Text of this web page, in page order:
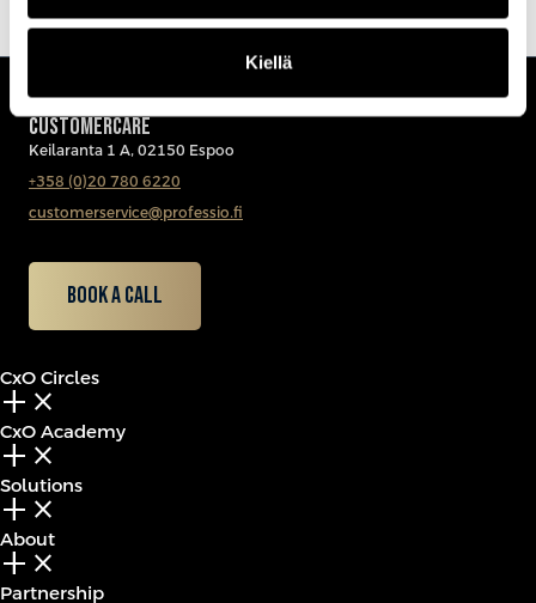
Kiellä
CUSTOMERCARE
Keilaranta 1 A, 02150 Espoo
+358 (0)20 780 6220
customerservice@professio.fi
Book a call
CxO Circles
add_2 close
CxO Academy
add_2 close
Solutions
add_2 close
About
add_2 close
Partnership